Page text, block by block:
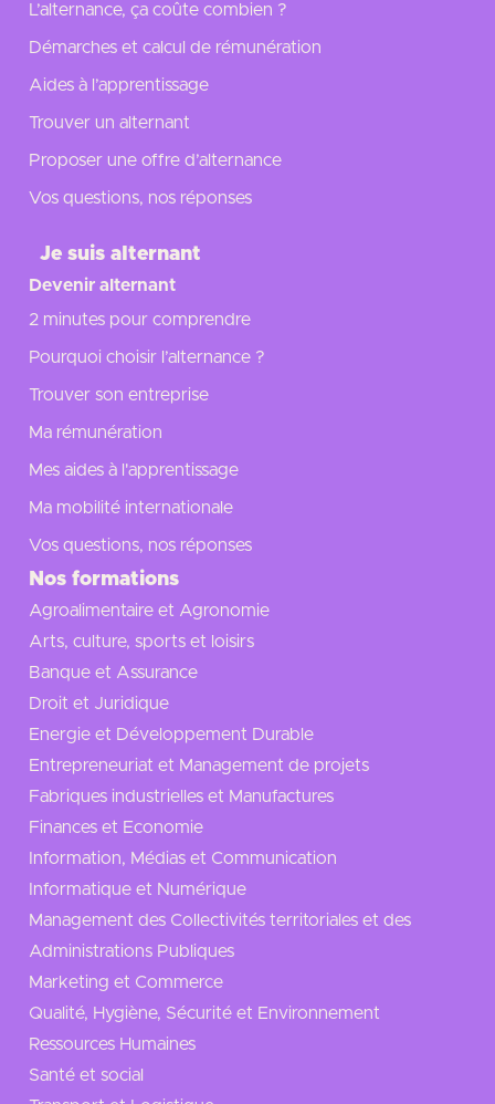
L’alternance, ça coûte combien ?
Démarches et calcul de rémunération
Aides à l’apprentissage
Trouver un alternant
Proposer une offre d’alternance
Vos questions, nos réponses
Je suis alternant
Devenir alternant
2 minutes pour comprendre
Pourquoi choisir l’alternance ?
Trouver son entreprise
Ma rémunération
Mes aides à l'apprentissage
Ma mobilité internationale
Vos questions, nos réponses
Nos formations
Agroalimentaire et Agronomie
Arts, culture, sports et loisirs
Banque et Assurance
Droit et Juridique
Energie et Développement Durable
Entrepreneuriat et Management de projets
Fabriques industrielles et Manufactures
Finances et Economie
Information, Médias et Communication
Informatique et Numérique
Management des Collectivités territoriales et des
Administrations Publiques
Marketing et Commerce
Qualité, Hygiène, Sécurité et Environnement
Ressources Humaines
Santé et social